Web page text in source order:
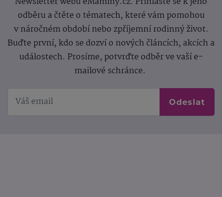
odběru a čtěte o tématech, které vám pomohou
v náročném období nebo zpříjemní rodinný život.
Buďte první, kdo se dozví o nových článcích, akcích a
událostech. Prosíme, potvrďte odběr ve vaší e-
mailové schránce.
Odeslat